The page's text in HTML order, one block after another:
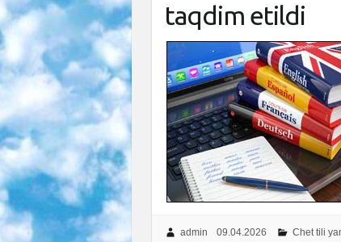
taqdim etildi
admin 09.04.2026 Chet tili